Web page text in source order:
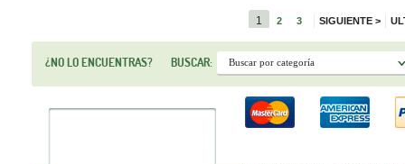
1 2 3 SIGUIENTE >
¿NO LO ENCUENTRAS? BUSCAR: